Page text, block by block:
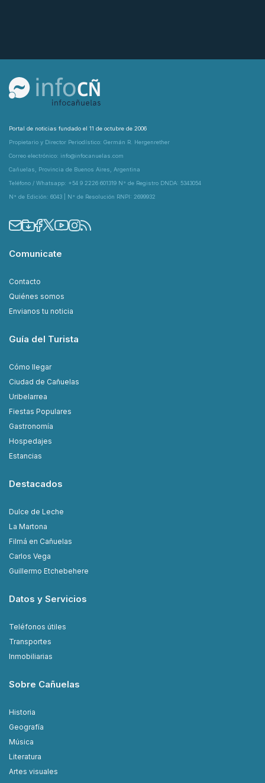
Portal de noticias fundado el 11 de octubre de 2006
Propietario y Director Periodístico: Germán R. Hergenrether
Correo electrónico: info@infocanuelas.com
Cañuelas, Provincia de Buenos Aires, Argentina
Teléfono / Whatsapp: +54 9 2226 601319 N° de Registro DNDA: 5343054
N° de Edición: 6043 | N° de Resolución RNPI: 2699932
Comunicate
Contacto
Quiénes somos
Envianos tu noticia
Guía del Turista
Cómo llegar
Ciudad de Cañuelas
Uribelarrea
Fiestas Populares
Gastronomía
Hospedajes
Estancias
Destacados
Dulce de Leche
La Martona
Filmá en Cañuelas
Carlos Vega
Guillermo Etchebehere
Datos y Servicios
Teléfonos útiles
Transportes
Inmobiliarias
Sobre Cañuelas
Historia
Geografía
Música
Literatura
Artes visuales